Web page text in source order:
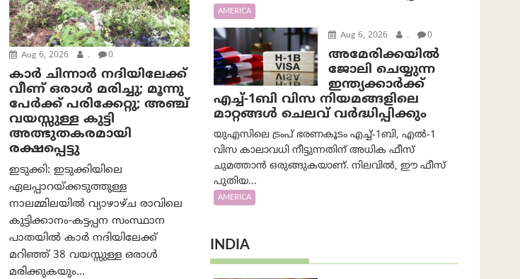
Aug 6, 2026 . 0
കാര്‍ ചിന്നാര്‍ നദിയിലേക്ക്
വീണ് ഒരാള്‍ മരിച്ചു; മൂന്നു
പേര്‍ക്ക് പരിക്കേറ്റു; അഞ്ച്
വയസ്സുള്ള കുട്ടി
അത്ഭുതകരമായി
രക്ഷപ്പെട്ടു
ഇടുക്കി: ഇടുക്കിയിലെ
ഏലപ്പാറയ്ക്കടുത്തുള്ള
നാലമ്മിലയിൽ വ്യാഴാഴ്ച രാവിലെ
കുട്ടിക്കാനം-കട്ടപ്പന സംസ്ഥാന
പാതയിൽ കാർ നദിയിലേക്ക്
മറിഞ്ഞ് 38 വയസ്സുള്ള ഒരാൾ
മരിക്കുകയും...
AMERICA
Aug 6, 2026 . 0
അമേരിക്കയില്‍
ജോലി ചെയ്യുന്ന
ഇന്ത്യക്കാർക്ക്
എച്ച്-1ബി വിസ നിയമങ്ങളിലെ
മാറ്റങ്ങൾ ചെലവ് വർദ്ധിപ്പിക്കും
യുഎസിലെ ട്രംപ് ഭരണകൂടം എച്ച്-1ബി, എൽ-1
വിസ കാലാവധി നീട്ടുന്നതിന് അധിക ഫീസ്
ചുമത്താൻ ഒരുങ്ങുകയാണ്. നിലവിൽ, ഈ ഫീസ്
പുതിയ...
AMERICA
INDIA